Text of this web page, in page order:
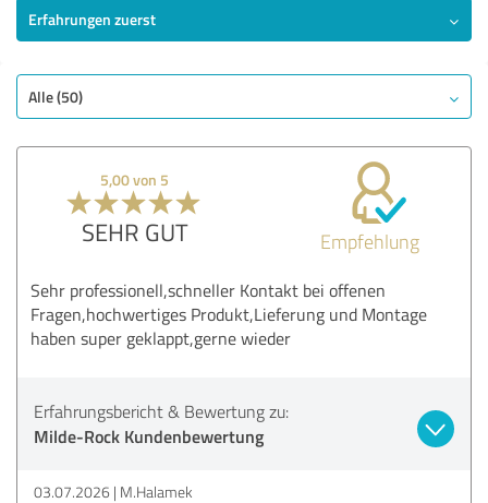
Erfahrungen zuerst
Alle (50)
5,00 von 5
SEHR GUT Empfehlung
Sehr professionell,schneller Kontakt bei offenen
Fragen,hochwertiges Produkt,Lieferung und Montage
haben super geklappt,gerne wieder
Erfahrungsbericht & Bewertung zu:
Milde-Rock Kundenbewertung
03.07.2026 M.Halamek